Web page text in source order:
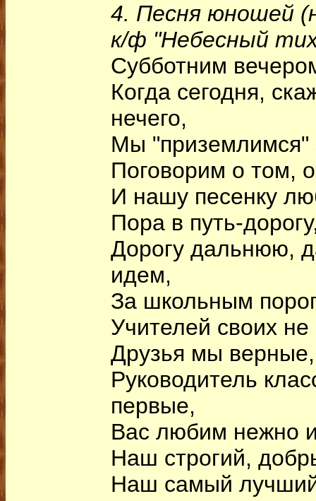
4. Песня юношей
к/ф "Небесный
Субботним
Когда сегодня,
нечего,
Мы "приземлимся"
Поговорим о том,
И нашу песенку
Пора в путь-
Дорогу дальнюю,
идем,
За школьным
Учителей своих
Друзья мы
Руководитель
первые,
Вас любим нежно
Наш строгий,
Наш самый